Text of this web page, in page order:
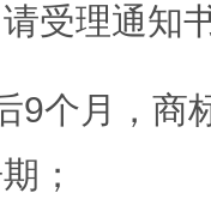
受理通知
9个月，
；